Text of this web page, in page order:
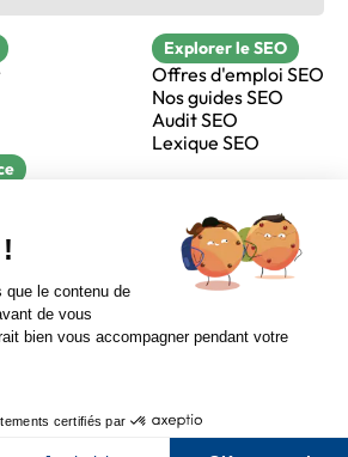
Sur Youtube
Sur Facebook
Explorer le SEO
Offres d'emploi SEO
Nos guides SEO
Audit SEO
Lexique SEO
CGV
Confidentialité